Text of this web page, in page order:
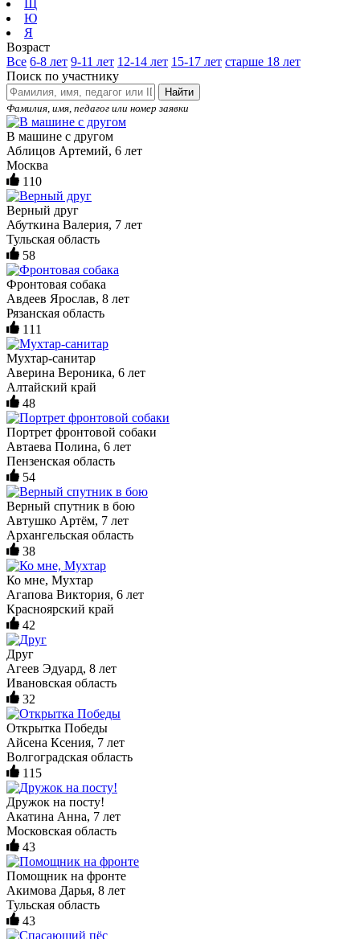
Щ
Ю
Я
Возраст
Все 6-8 лет 9-11 лет 12-14 лет 15-17 лет старше 18 лет
Поиск по участнику
Найти
Фамилия, имя, педагог или номер заявки
В машине с другом
Аблицов Артемий, 6 лет
Москва
110
Верный друг
Абуткина Валерия, 7 лет
Тульская область
58
Фронтовая собака
Авдеев Ярослав, 8 лет
Рязанская область
111
Мухтар-санитар
Аверина Вероника, 6 лет
Алтайский край
48
Портрет фронтовой собаки
Автаева Полина, 6 лет
Пензенская область
54
Верный спутник в бою
Автушко Артём, 7 лет
Архангельская область
38
Ко мне, Мухтар
Агапова Виктория, 6 лет
Красноярский край
42
Друг
Агеев Эдуард, 8 лет
Ивановская область
32
Открытка Победы
Айсена Ксения, 7 лет
Волгоградская область
115
Дружок на посту!
Акатина Анна, 7 лет
Московская область
43
Помощник на фронте
Акимова Дарья, 8 лет
Тульская область
43